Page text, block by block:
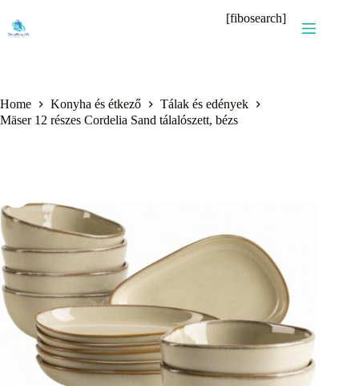
content
[fibosearch]
Home Konyha és étkező
Tálak és edények
Mäser 12 részes Cordelia Sand tálalószett, bézs